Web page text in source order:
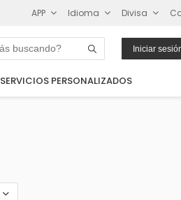
APP Idioma Divisa
Iniciar
SERVICIOS PERSONALIZADOS